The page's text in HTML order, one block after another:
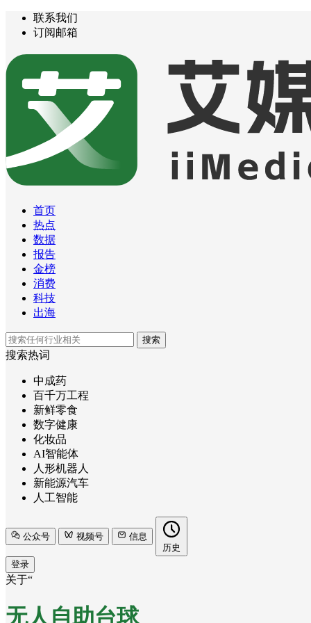
联系我们
订阅邮箱
首页
热点
数据
报告
金榜
消费
科技
出海
搜索
搜索热词
中成药
百千万工程
新鲜零食
数字健康
化妆品
AI智能体
人形机器人
新能源汽车
人工智能
公众号 视频号
信息
历史
登录
关于“
无人自助台球